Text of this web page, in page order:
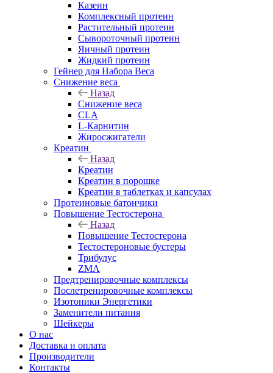
Казеин
Комплексный протеин
Растительный протеин
Сывороточный протеин
Яичный протеин
Жидкий протеин
Гейнер для Набора Веса
Снижение веса
Назад
Снижение веса
CLA
L-Карнитин
Жиросжигатели
Креатин
Назад
Креатин
Креатин в порошке
Креатин в таблетках и капсулах
Протеиновые батончики
Повышение Тестостерона
Назад
Повышение Тестостерона
Тестостероновые бустеры
Трибулус
ZMA
Предтренировочные комплексы
Послетренировочные комплексы
Изотоники Энергетики
Заменители питания
Шейкеры
О нас
Доставка и оплата
Производители
Контакты